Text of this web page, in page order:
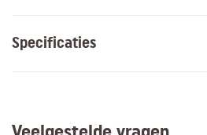
Specificaties